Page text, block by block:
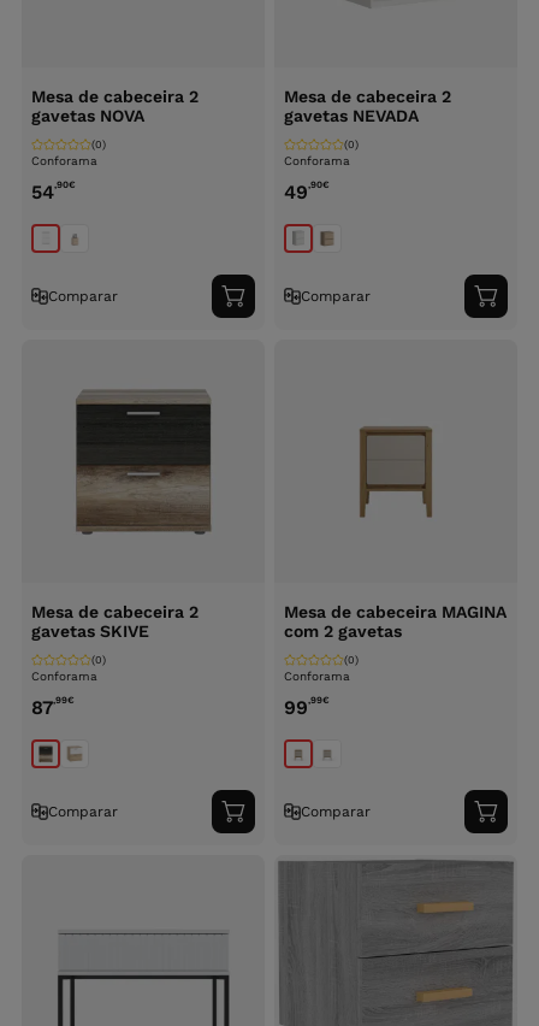
Mesa de cabeceira 2
gavetas NOVA
Conforama
(0)
54,90€
Comparar
Adicionar
ao
Mesa de cabeceira 2
gavetas NEVADA
Conforama
(0)
49,90€
Comparar
ao
Mesa de cabeceira 2
gavetas SKIVE
Conforama
(0)
87,99€
Comparar
Adicionar
ao
carrinho
Mesa de cabeceira MAGINA
com 2 gavetas
Conforama
(0)
99,99€
Comparar
ao